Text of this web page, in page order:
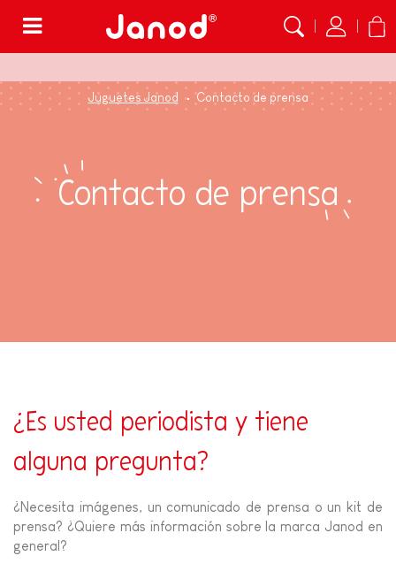
Juguetes Janod Contacto de prensa
Contacto de prensa
¿Es usted periodista y tiene
alguna pregunta?
¿Necesita imágenes, un comunicado de prensa o un kit de
prensa? ¿Quiere más información sobre la marca Janod en
general?